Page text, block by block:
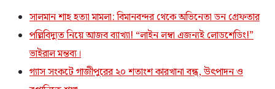
সালমান শাহ হত্যা মামলা: বিমানবন্দর থেকে অভিনেতা ডন গ্রেফতার
পল্লিবিদ্যুত নিয়ে আজব ব্যাখ্যা! “লাইন লম্বা এজন্যই লোডশেডিং!”
ভাইরাল মন্তব্য।
গ্যাস সংকটে গাজীপুরের ২০ শতাংশ কারখানা বন্ধ, উৎপাদন ও